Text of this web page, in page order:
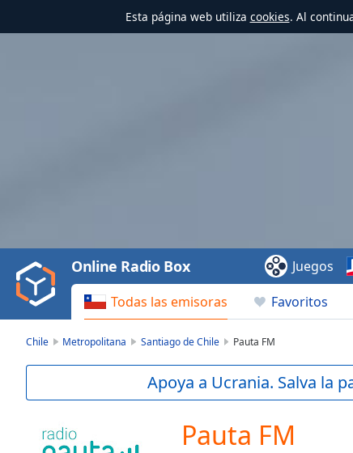
Esta página web utiliza cookies. Al
Video
Play
Backward
Skip
Current
Loaded:
Todas las emisoras Favoritos
Online Radio Box Juegos
Chile Metropolitana Santiago de Chile Pauta FM
Apoya a Ucrania. Salva la
Pauta FM